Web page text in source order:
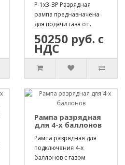
Р-1х3-ЗР Разрядная
рампа предназначена
для подачи газа от..
50250 руб. с
НДС
Рампа разрядная
для 4-х баллонов
Рампа разрядная для
подключения 4-х
баллонов с газом